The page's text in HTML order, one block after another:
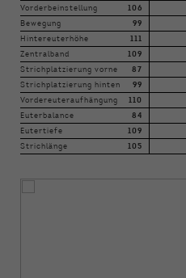
Vorderbeinstellung 106
Bewegung 99
Hintereuterhöhe 111
Zentralband 109
Strichplatzierung vorne 87
Strichplatzierung hinten 99
Vordereuteraufhängung 110
Euterbalance 84
Eutertiefe 109
Strichlänge 105